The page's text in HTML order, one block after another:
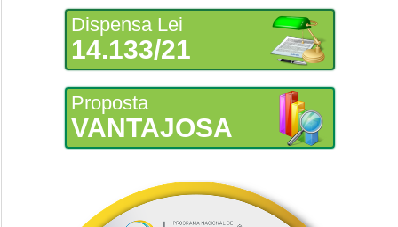
Dispensa Lei
14.133/21
Proposta
VANTAJOSA